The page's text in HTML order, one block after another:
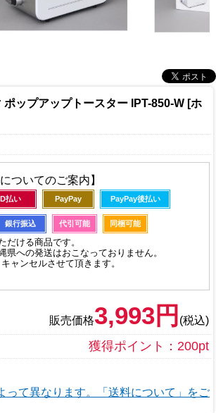
ポップアップトースター IPT-850-W [ホ
ついてのご案内】
D払い PayPay PayPay後払い
銀行振込 代引可能 同梱可能
だける商品です。
県への発送はおこなっておりません。
ャンセルさせて頂きます。
販売価格3,993円 (税込)
獲得ポイント：200pt
って異なります。「送料について」をご